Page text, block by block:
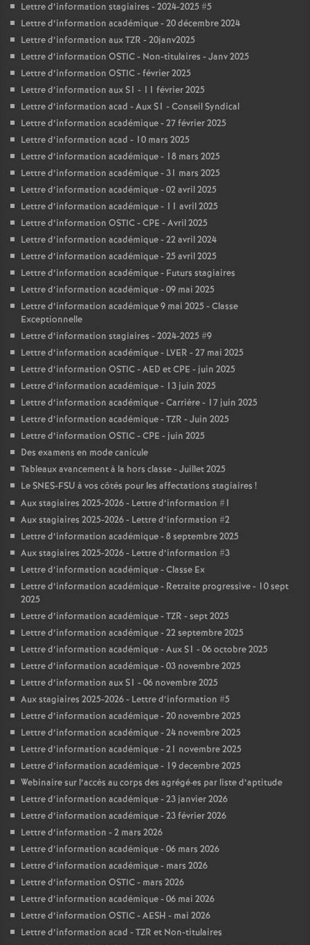
Lettre d’information stagiaires - 2024-2025 #5
Lettre d’information académique - 20 décembre 2024
Lettre d’information aux TZR - 20janv2025
Lettre d’information OSTIC - Non-titulaires - Janv 2025
Lettre d’information OSTIC - février 2025
Lettre d’information aux S1 - 11 février 2025
Lettre d’information acad - Aux S1 - Conseil Syndical
Lettre d’information académique - 27 février 2025
Lettre d’information acad - 10 mars 2025
Lettre d’information académique - 18 mars 2025
Lettre d’information académique - 31 mars 2025
Lettre d’information académique - 02 avril 2025
Lettre d’information académique - 11 avril 2025
Lettre d’information OSTIC - CPE - Avril 2025
Lettre d’information académique - 22 avril 2024
Lettre d’information académique - 25 avril 2025
Lettre d’information académique - Futurs stagiaires
Lettre d’information académique - 09 mai 2025
Lettre d’information académique 9 mai 2025 - Classe
Exceptionnelle
Lettre d’information stagiaires - 2024-2025 #9
Lettre d’information académique - LVER - 27 mai 2025
Lettre d’information OSTIC - AED et CPE - juin 2025
Lettre d’information académique - 13 juin 2025
Lettre d’information académique - Carrière - 17 juin 2025
Lettre d’information académique - TZR - Juin 2025
Lettre d’information OSTIC - CPE - juin 2025
Des examens en mode canicule
Tableaux avancement à la hors classe - Juillet 2025
Le SNES-FSU à vos côtés pour les affectations stagiaires !
Aux stagiaires 2025-2026 - Lettre d’information #1
Aux stagiaires 2025-2026 - Lettre d’information #2
Lettre d’information académique - 8 septembre 2025
Aux stagiaires 2025-2026 - Lettre d’information #3
Lettre d’information académique - Classe Ex
Lettre d’information académique - Retraite progressive - 10 sept
2025
Lettre d’information académique - TZR - sept 2025
Lettre d’information académique - 22 septembre 2025
Lettre d’information académique - Aux S1 - 06 octobre 2025
Lettre d’information académique - 03 novembre 2025
Lettre d’information aux S1 - 06 novembre 2025
Aux stagiaires 2025-2026 - Lettre d’information #5
Lettre d’information académique - 20 novembre 2025
Lettre d’information académique - 24 novembre 2025
Lettre d’information académique - 21 novembre 2025
Lettre d’information académique - 19 decembre 2025
Webinaire sur l’accès au corps des agrégé·es par liste d’aptitude
Lettre d’information académique - 23 janvier 2026
Lettre d’information académique - 23 février 2026
Lettre d’information - 2 mars 2026
Lettre d’information académique - 06 mars 2026
Lettre d’information académique - mars 2026
Lettre d’information OSTIC - mars 2026
Lettre d’information académique - 06 mai 2026
Lettre d’information OSTIC - AESH - mai 2026
Lettre d’information acad - TZR et Non-titulaires